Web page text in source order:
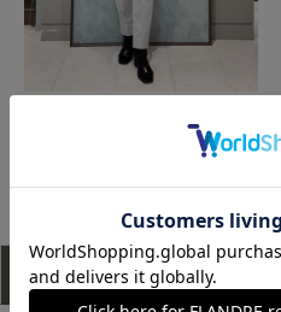
アイテム説明